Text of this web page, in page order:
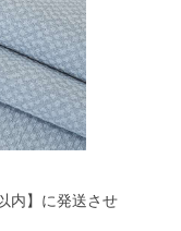
内】に発送させ